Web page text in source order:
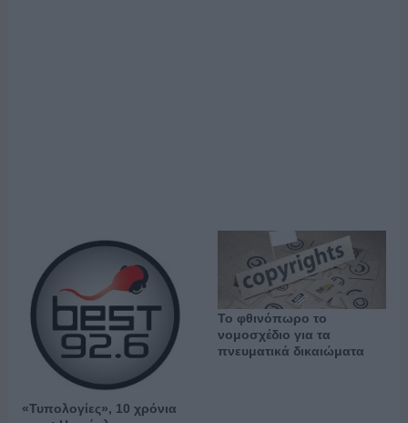
«Τυπολογίες», 10 χρόνια
Το φθινόπωρο το
νομοσχέδιο για τα
πνευματικά δικαιώματα